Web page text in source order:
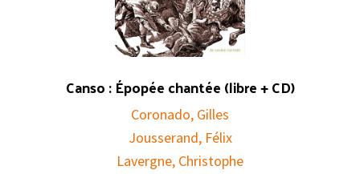
Canso : Épopée chantée (libre + CD)
Coronado, Gilles
Jousserand, Félix
Lavergne, Christophe